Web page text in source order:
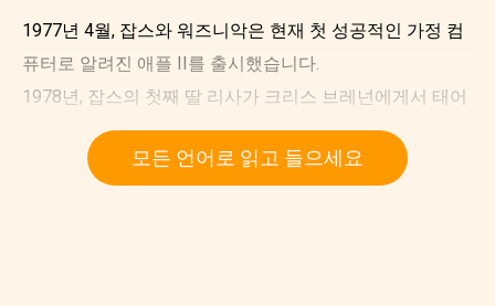
1977년 4월, 잡스와 워즈니악은 현재 첫 성공적인 가정 컴
퓨터로 알려진 애플 II를 출시했습니다.
1978년, 잡스의 첫째 딸 리사가 크리스 브레넌에게서 태어
났습니다. 처음에 잡스는 리사가 그의 딸인 것을 부정했지
만, DNA 테스트로 그가 아기의 아버지인 것이 확인되었습
모든 언어로 읽고 들으세요